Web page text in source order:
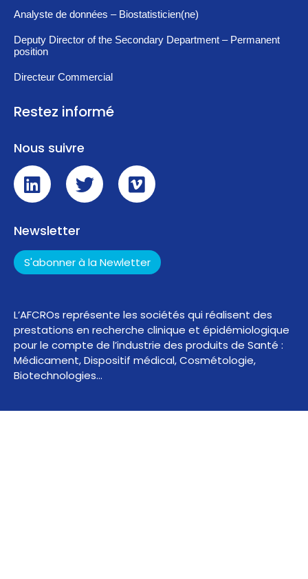
Analyste de données – Biostatisticien(ne)
Deputy Director of the Secondary Department – Permanent
position
Directeur Commercial
Restez informé
Nous suivre
Newsletter
S'abonner à la Newletter
L’AFCROs représente les sociétés qui réalisent des
prestations en recherche clinique et épidémiologique
pour le compte de l’industrie des produits de Santé :
Médicament, Dispositif médical, Cosmétologie,
Biotechnologies…